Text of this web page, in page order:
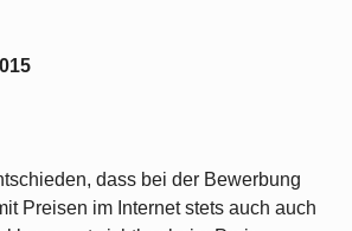
dass bei der Bewerbung
Preisen im Internet stets auch auch